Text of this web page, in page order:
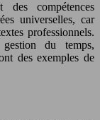
des compétences
universelles, car
professionnels.
du temps,
des exemples de